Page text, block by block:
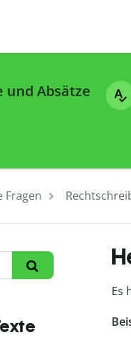
und Absätze
Fragen
Es